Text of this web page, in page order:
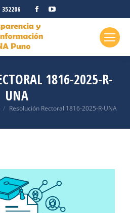
352206
1816-2025-R-
UNA
Resolución Rectoral 1816-2025-R-UNA